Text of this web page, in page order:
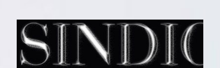
EL SINDICAL
Periodismo Inteligente